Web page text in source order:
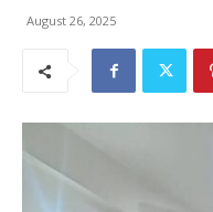
August 26, 2025